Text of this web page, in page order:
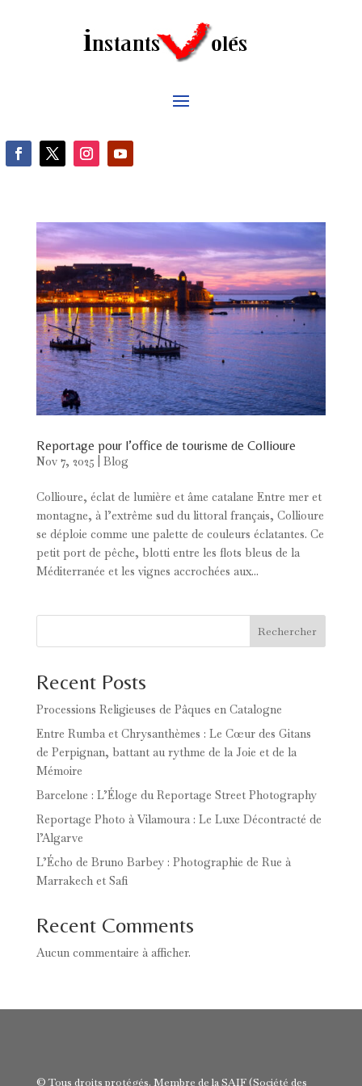
Reportage pour l’office de tourisme de Collioure
Nov 7, 2025 Blog
Collioure, éclat de lumière et âme catalane Entre mer et
montagne, à l’extrême sud du littoral français, Collioure
se déploie comme une palette de couleurs éclatantes. Ce
petit port de pêche, blotti entre les flots bleus de la
Méditerranée et les vignes accrochées aux...
Rechercher
Recent Posts
Processions Religieuses de Pâques en Catalogne
Entre Rumba et Chrysanthèmes : Le Cœur des Gitans
de Perpignan, battant au rythme de la Joie et de la
Mémoire
Barcelone : L’Éloge du Reportage Street Photography
Reportage Photo à Vilamoura : Le Luxe Décontracté de
l’Algarve
L’Écho de Bruno Barbey : Photographie de Rue à
Marrakech et Safi
Recent Comments
Aucun commentaire à afficher.
© Tous droits protégés. Membre de la SAIF (Société des